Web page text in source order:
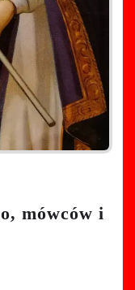
mówców i